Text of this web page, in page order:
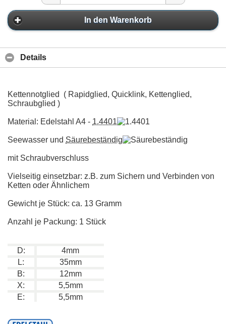
In den Warenkorb
Details
Kettennotglied ( Rapidglied, Quicklink, Kettenglied,
Schraubglied )
Material: Edelstahl A4 - 1.4401
Seewasser und Säurebeständig
mit Schraubverschluss
Vielseitig einsetzbar: z.B. zum Sichern und Verbinden von
Ketten oder Ähnlichem
Gewicht je Stück: ca. 13 Gramm
Anzahl je Packung: 1 Stück
D:
4mm
L:
35mm
B:
12mm
X:
5,5mm
E:
5,5mm